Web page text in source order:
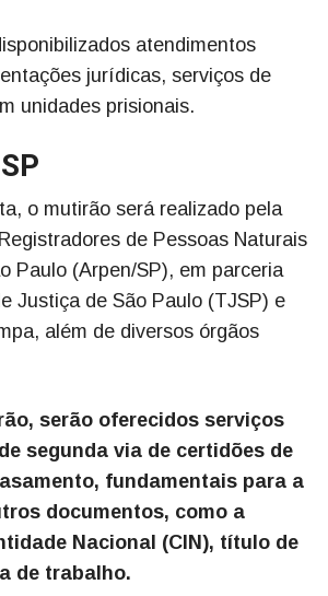
atendimentos
jurídicas, serviços de
unidades prisionais.
o mutirão será realizado pela
de Pessoas Naturais
Paulo (Arpen/SP), em parceria
Justiça de São Paulo (TJSP) e
além de diversos órgãos
serão oferecidos serviços
segunda via de certidões de
fundamentais para a
documentos, como a
Nacional (CIN), título de
de trabalho.